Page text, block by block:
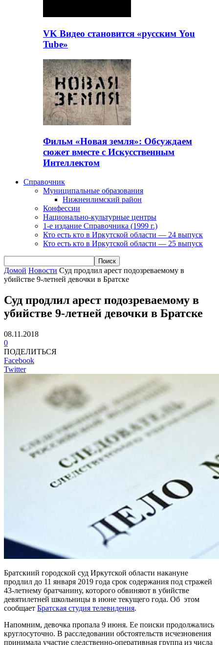
VK Видео становится «русским You
Tube»
Фильм «Новая земля»: Обсуждаем
сюжет вместе с Искусственным
Интеллектом
Справочник
Муниципальные образования
Нижнеилимский район
Конфессии
Национально-культурные центры
1-е издание Справочника (1999 г.)
Кто есть кто в Иркутской области — 24 выпуск
Кто есть кто в Иркутской области — 25 выпуск
Домой Новости Суд продлил арест подозреваемому в
убийстве 9-летней девочки в Братске
Суд продлил арест подозреваемому в
убийстве 9-летней девочки в Братске
08.11.2018
0
ПОДЕЛИТЬСЯ
Facebook
Twitter
Братскиий городской суд Иркутской области накануне
продлил до 11 января 2019 года срок содержания под стражей
43-летнему братчанину, которого обвиняют в убийстве
девятилетней школьницы в июне текущего года. Об этом
сообщает Братская студия телевидения.
Напомним, девочка пропала 9 июня. Ее поиски продолжались
круглосуточно. В расследовании обстоятельств исчезновения
принимала участие следственно-оперативная группа из числа